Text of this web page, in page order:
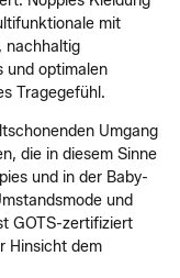
mit
nachhaltig
und optimalen
Tragegefühl.
Umgang
die in diesem Sinne
und in der Baby-
und
GOTS-zertifiziert
Hinsicht dem